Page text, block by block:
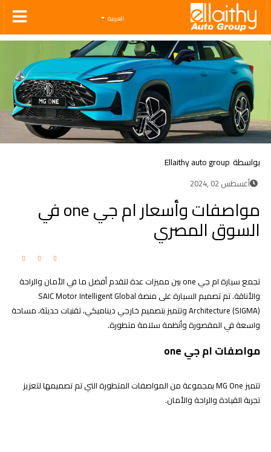
Ellaithy Auto Group
العربية
بواسطة Ellaithy auto group
أغسطس 02 ,2024
مواصفات وأسعار ام جي one في
السوق المصري
تجمع سيارة ام جي one بين مميزات عدة لتقدم أفضل ما في الأمان والراحة
والأناقة. تم تصميم السيارة على منصة SAIC Motor Intelligent Global
Architecture (SIGMA) وتتميز بتصميم خارجي ديناميكي، تقنيات حديثة، مساحة
واسعة في المقصورة وأنظمة سلامة متطورة.
مواصفات ام جي one
تتميز MG One بمجموعة من المواصفات المتطورة التي تم تصميمها لتعزيز
تجربة القيادة والراحة والأمان.